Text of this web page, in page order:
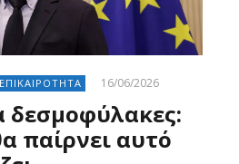
16/06/2026
δεσμοφύλακες:
παίρνει αυτό